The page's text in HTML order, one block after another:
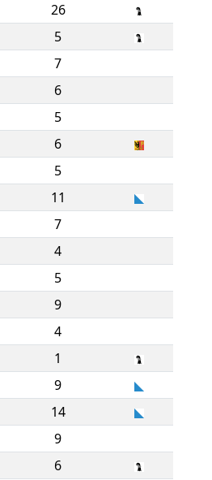
26
5
7
6
5
6
5
11
7
4
5
9
4
1
9
14
9
6